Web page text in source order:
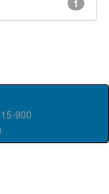
1
900